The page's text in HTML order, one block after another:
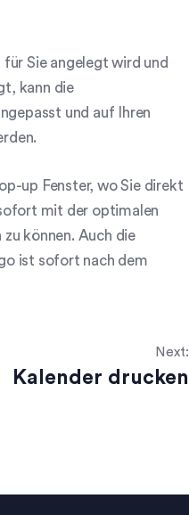
Sie angelegt wird und
kann die
und auf Ihren
up Fenster, wo Sie direkt
mit der optimalen
können. Auch die
ist sofort nach dem
Next:
Kalender drucken